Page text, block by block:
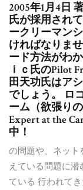
2005年1月4日
氏が採用され
ークリーマン
ければなりま
ード方法がわ
ｉｃ氏のPilot
田天功氏はア
でしょう。 ロ
ーム（欲張り
Expert at the
中！
の問題や、ネット
えている問題に
ている 行われて